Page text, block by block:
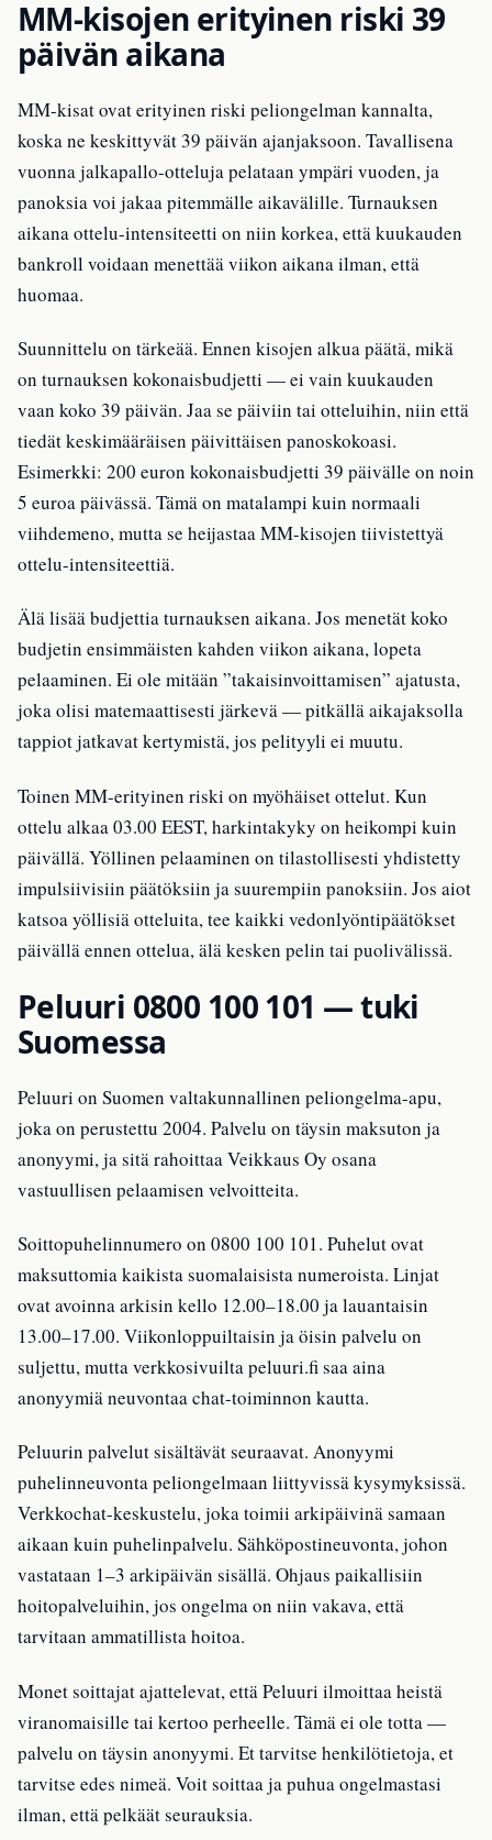
MM-kisojen erityinen riski 39
päivän aikana
MM-kisat ovat erityinen riski peliongelman kannalta,
koska ne keskittyvät 39 päivän ajanjaksoon. Tavallisena
vuonna jalkapallo-otteluja pelataan ympäri vuoden, ja
panoksia voi jakaa pitemmälle aikavälille. Turnauksen
aikana ottelu-intensiteetti on niin korkea, että kuukauden
bankroll voidaan menettää viikon aikana ilman, että
huomaa.
Suunnittelu on tärkeää. Ennen kisojen alkua päätä, mikä
on turnauksen kokonaisbudjetti — ei vain kuukauden
vaan koko 39 päivän. Jaa se päiviin tai otteluihin, niin että
tiedät keskimääräisen päivittäisen panoskokoasi.
Esimerkki: 200 euron kokonaisbudjetti 39 päivälle on noin
5 euroa päivässä. Tämä on matalampi kuin normaali
viihdemeno, mutta se heijastaa MM-kisojen tiivistettyä
ottelu-intensiteettiä.
Älä lisää budjettia turnauksen aikana. Jos menetät koko
budjetin ensimmäisten kahden viikon aikana, lopeta
pelaaminen. Ei ole mitään ”takaisinvoittamisen” ajatusta,
joka olisi matemaattisesti järkevä — pitkällä aikajaksolla
tappiot jatkavat kertymistä, jos pelityyli ei muutu.
Toinen MM-erityinen riski on myöhäiset ottelut. Kun
ottelu alkaa 03.00 EEST, harkintakyky on heikompi kuin
päivällä. Yöllinen pelaaminen on tilastollisesti yhdistetty
impulsiivisiin päätöksiin ja suurempiin panoksiin. Jos aiot
katsoa yöllisiä otteluita, tee kaikki vedonlyöntipäätökset
päivällä ennen ottelua, älä kesken pelin tai puolivälissä.
Peluuri 0800 100 101 — tuki
Suomessa
Peluuri on Suomen valtakunnallinen peliongelma-apu,
joka on perustettu 2004. Palvelu on täysin maksuton ja
anonyymi, ja sitä rahoittaa Veikkaus Oy osana
vastuullisen pelaamisen velvoitteita.
Soittopuhelinnumero on 0800 100 101. Puhelut ovat
maksuttomia kaikista suomalaisista numeroista. Linjat
ovat avoinna arkisin kello 12.00–18.00 ja lauantaisin
13.00–17.00. Viikonloppuiltaisin ja öisin palvelu on
suljettu, mutta verkkosivuilta peluuri.fi saa aina
anonyymiä neuvontaa chat-toiminnon kautta.
Peluurin palvelut sisältävät seuraavat. Anonyymi
puhelinneuvonta peliongelmaan liittyvissä kysymyksissä.
Verkkochat-keskustelu, joka toimii arkipäivinä samaan
aikaan kuin puhelinpalvelu. Sähköpostineuvonta, johon
vastataan 1–3 arkipäivän sisällä. Ohjaus paikallisiin
hoitopalveluihin, jos ongelma on niin vakava, että
tarvitaan ammatillista hoitoa.
Monet soittajat ajattelevat, että Peluuri ilmoittaa heistä
viranomaisille tai kertoo perheelle. Tämä ei ole totta —
palvelu on täysin anonyymi. Et tarvitse henkilötietoja, et
tarvitse edes nimeä. Voit soittaa ja puhua ongelmastasi
ilman, että pelkäät seurauksia.